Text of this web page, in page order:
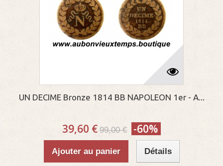
UN DECIME Bronze 1814 BB NAPOLEON 1er - A...
39,60 € 99,00 € -60%
Ajouter au panier Détails